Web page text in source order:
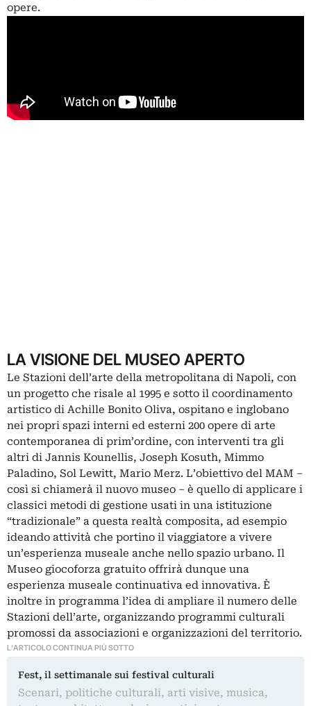
opere.
LA VISIONE DEL MUSEO APERTO
Le Stazioni dell’arte della metropolitana di Napoli, con
un progetto che risale al 1995 e sotto il coordinamento
artistico di Achille Bonito Oliva, ospitano e inglobano
nei propri spazi interni ed esterni 200 opere di arte
contemporanea di prim’ordine, con interventi tra gli
altri di Jannis Kounellis, Joseph Kosuth, Mimmo
Paladino, Sol Lewitt, Mario Merz. L’obiettivo del MAM –
così si chiamerà il nuovo museo – è quello di applicare i
classici metodi di gestione usati in una istituzione
“tradizionale” a questa realtà composita, ad esempio
ideando attività che portino il viaggiatore a vivere
un’esperienza museale anche nello spazio urbano. Il
Museo giocoforza gratuito offrirà dunque una
esperienza museale continuativa ed innovativa. È
inoltre in programma l’idea di ampliare il numero delle
Stazioni dell’arte, organizzando programmi culturali
promossi da associazioni e organizzazioni del territorio.
L'ARTICOLO CONTINUA PIÙ SOTTO
Fest, il settimanale sui festival culturali
Scenari, politiche culturali, arti visive, musica,